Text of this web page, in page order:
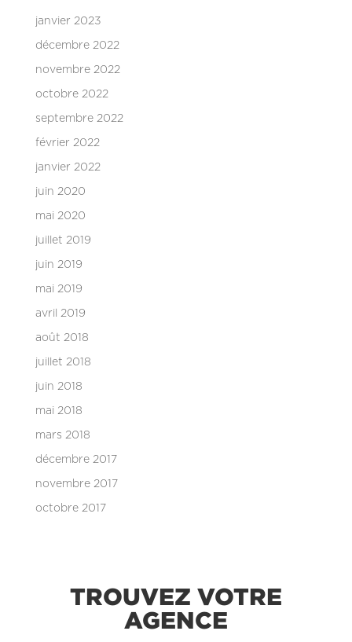
janvier 2023
décembre 2022
novembre 2022
octobre 2022
septembre 2022
février 2022
janvier 2022
juin 2020
mai 2020
juillet 2019
juin 2019
mai 2019
avril 2019
août 2018
juillet 2018
juin 2018
mai 2018
mars 2018
décembre 2017
novembre 2017
octobre 2017
TROUVEZ VOTRE
AGENCE